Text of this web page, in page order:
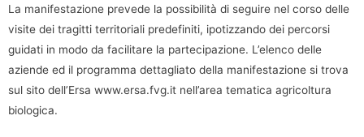
La manifestazione prevede la possibilità di seguire nel corso delle
visite dei tragitti territoriali predefiniti, ipotizzando dei percorsi
guidati in modo da facilitare la partecipazione. L’elenco delle
aziende ed il programma dettagliato della manifestazione si trova
sul sito dell’Ersa www.ersa.fvg.it nell’area tematica agricoltura
biologica.